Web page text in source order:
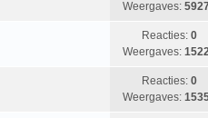
Weergaves:
Reacties:0
Weergaves:
Reacties:0
Weergaves: